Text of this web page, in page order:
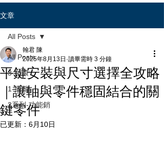
文章
All Posts
3-扣環
1-插銷
2系列-功能銷
All Posts
平鍵安裝與尺寸選擇全攻略
｜讓軸與零件穩固結合的關
鍵零件
翰君 陳
2025年8月13日 讀畢需時 3 分鐘
已更新： 6月10日